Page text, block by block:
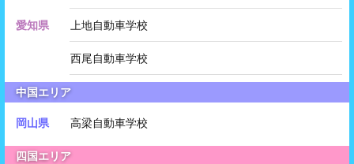
愛知県 上地自動車学校
西尾自動車学校
中国エリア
岡山県 高梁自動車学校
四国エリア